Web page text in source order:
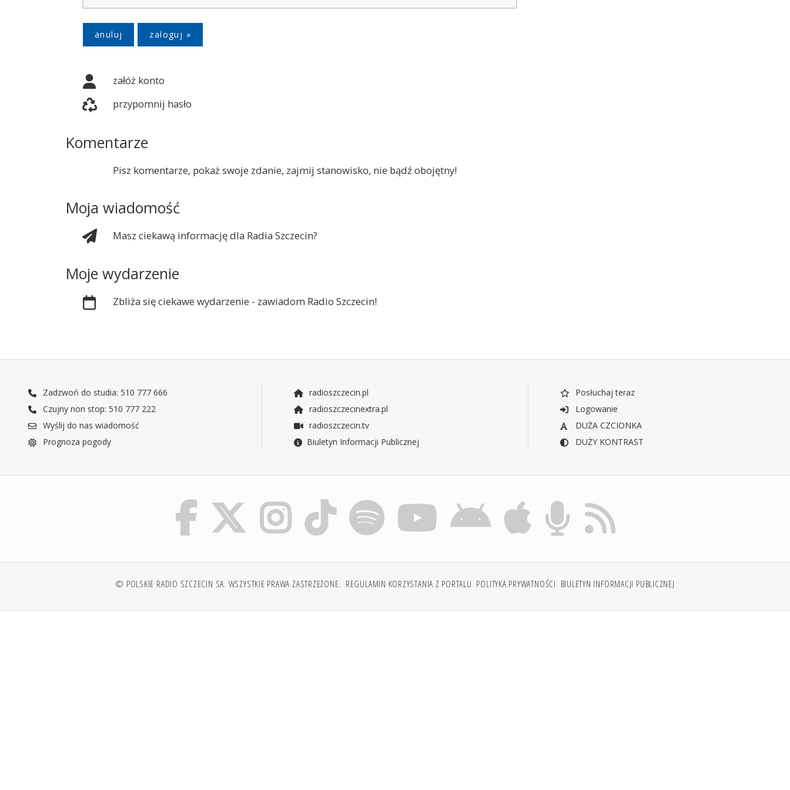
anuluj
załóż konto
przypomnij hasło
Komentarze
Pisz komentarze, pokaż swoje zdanie, zajmij stanowisko, nie bądź obojętny!
Moja wiadomość
Masz ciekawą informację dla Radia Szczecin?
Moje wydarzenie
Zbliża się ciekawe wydarzenie - zawiadom Radio Szczecin!
Zadzwoń do studia: 510 777 666
Czujny non stop: 510 777 222
Wyślij do nas wiadomość
Prognoza pogody
radioszczecin.pl
radioszczecinextra.pl
radioszczecin.tv
Biuletyn Informacji Publicznej
Posłuchaj teraz
Logowanie
DUŻA CZCIONKA
DUŻY KONTRAST
© POLSKIE RADIO SZCZECIN SA. WSZYSTKIE PRAWA ZASTRZEŻONE. REGULAMIN KORZYSTANIA Z PORTALU POLITYKA PRYWATNOŚCI BIULETYN INFORMACJI PUBLICZNEJ